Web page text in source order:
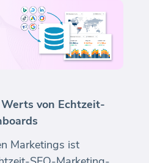
von Echtzeit-
Marketings ist